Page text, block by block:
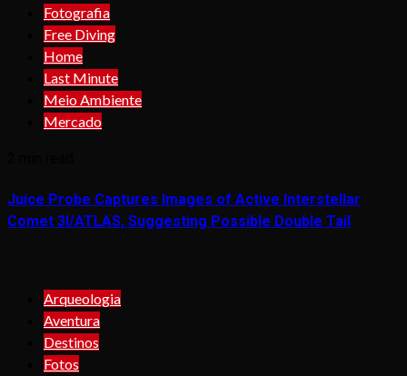
Fotografia
Free Diving
Home
Last Minute
Meio Ambiente
Mercado
Juice Probe Captures Images of Active Interstellar
Comet 3I/ATLAS, Suggesting Possible Double Tail
Arqueologia
Aventura
Destinos
Fotos